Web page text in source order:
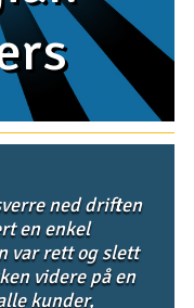
ned driften
en enkel
var rett og slett
videre på en
kunder,